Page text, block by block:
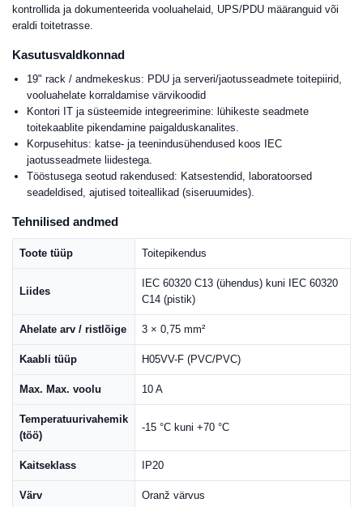
kontrollida ja dokumenteerida vooluahelaid, UPS/PDU määranguid või
eraldi toitetrasse.
Kasutusvaldkonnad
19" rack / andmekeskus: PDU ja serveri/jaotusseadmete toitepiirid,
vooluahelate korraldamise värvikoodid
Kontori IT ja süsteemide integreerimine: lühikeste seadmete
toitekaablite pikendamine paigalduskanalites.
Korpusehitus: katse- ja teenindusühendused koos IEC
jaotusseadmete liidestega.
Tööstusega seotud rakendused: Katsestendid, laboratoorsed
seadeldised, ajutised toiteallikad (siseruumides).
Tehnilised andmed
Toote tüüp Toitepikendus
Liides
IEC 60320 C13 (ühendus) kuni IEC 60320
C14 (pistik)
Ahelate arv / ristlõige 3 × 0,75 mm²
Kaabli tüüp H05VV-F (PVC/PVC)
Max. Max. voolu 10 A
Temperatuurivahemik
(töö)
-15 °C kuni +70 °C
Kaitseklass IP20
Värv Oranž värvus